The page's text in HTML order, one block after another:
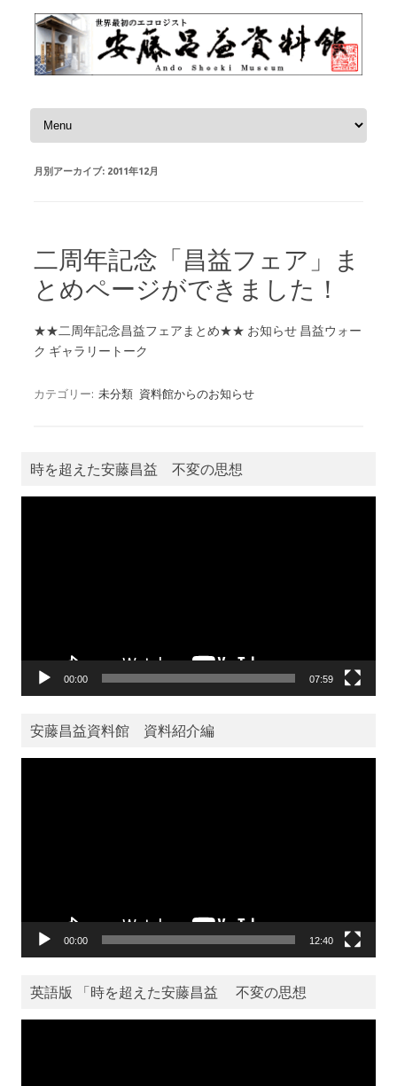
コンテンツへスキップ
月別アーカイブ: 2011年12月
二周年記念「昌益フェア」ま
とめページができました！
★★二周年記念昌益フェアまとめ★★ お知らせ 昌益ウォー
ク ギャラリートーク
カテゴリー: 未分類 資料館からのお知らせ
時を超えた安藤昌益 不変の思想
00:00 07:59
安藤昌益資料館 資料紹介編
00:00 12:40
英語版 「時を超えた安藤昌益 不変の思想